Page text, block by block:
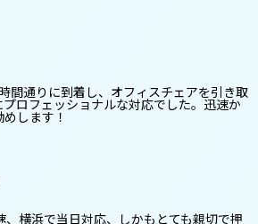
間通りに到着し、オフィスチェアを引き取
ロフェッショナルな対応でした。迅速か
します！
横浜で当日対応、しかもとても親切で押